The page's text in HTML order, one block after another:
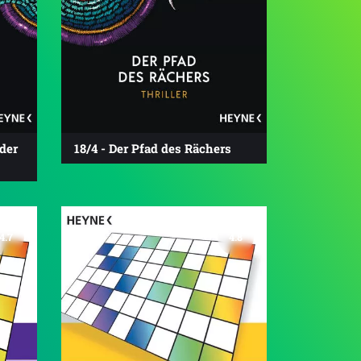
18/4 - Der Pfad des Rächers
4.7 4.8